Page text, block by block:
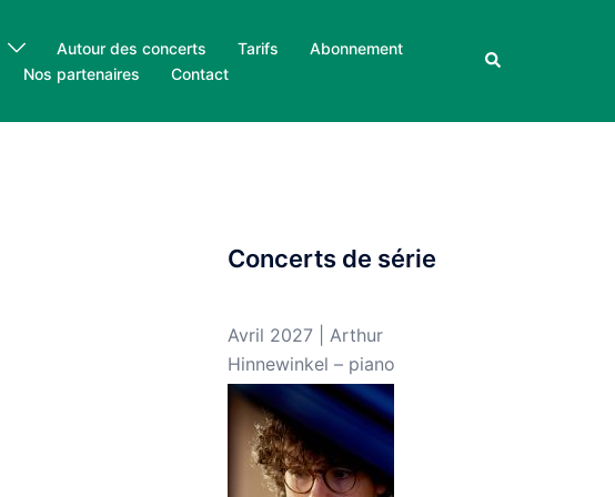
Autour des concerts Tarifs
Abonnement
Nos partenaires Contact
Rechercher
Concerts de série
Avril 2027 | Arthur
Hinnewinkel – piano